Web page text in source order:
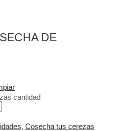
DE
cantidad
, Cosecha tus cerezas